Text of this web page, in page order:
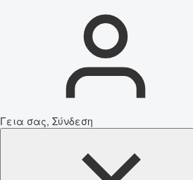
Γεια σας, Σύνδεση